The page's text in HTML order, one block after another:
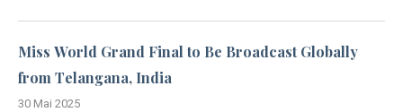
Miss World Grand Final to Be Broadcast Globally
from Telangana, India
30 Mai 2025